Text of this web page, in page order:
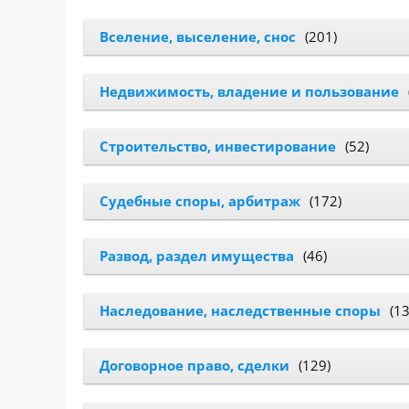
Контакты
г. Москва, ст. м. «Марксистская», ул.
Марксистская, д. 3, стр. 1
kmsud@yandex.ru
+7 (495) 642-27-02
+7 (936) 281-45-11
+7 (901) 511-80-52
Вселение, выселение, снос (201)
Недвижимость, владение и пользование
Строительство, инвестирование (52)
Судебные споры, арбитраж (172)
Развод, раздел имущества (46)
Наследование, наследственные споры
Договорное право, сделки (129)